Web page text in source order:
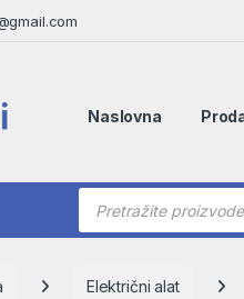
Naslovna
Products search
Električni alat